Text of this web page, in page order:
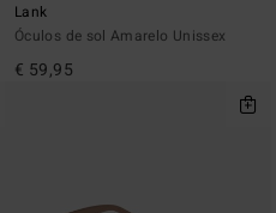
Lank
Óculos de sol Amarelo Unissex
€ 59,95